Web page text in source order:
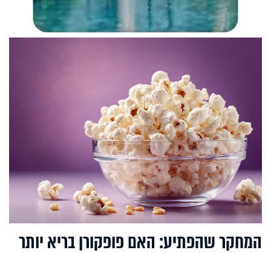
המחקר שהפתיע: האם פופקורן בריא יותר